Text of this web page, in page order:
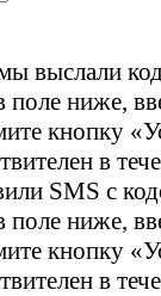
выслали
поле ниже,
кнопку
в
SMS с
поле ниже,
кнопку
в